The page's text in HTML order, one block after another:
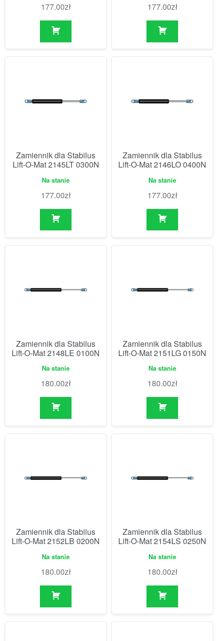
177.00zł 177.00zł
Zamiennik dla Stabilus
Lift-O-Mat 2145LT 0300N
Na stanie
177.00zł
Zamiennik dla Stabilus
Lift-O-Mat 2146LO 0400N
Na stanie
177.00zł
Zamiennik dla Stabilus
Lift-O-Mat 2148LE 0100N
Na stanie
180.00zł
Zamiennik dla Stabilus
Lift-O-Mat 2151LG 0150N
Na stanie
180.00zł
Zamiennik dla Stabilus
Lift-O-Mat 2152LB 0200N
Na stanie
180.00zł
Zamiennik dla Stabilus
Lift-O-Mat 2154LS 0250N
Na stanie
180.00zł